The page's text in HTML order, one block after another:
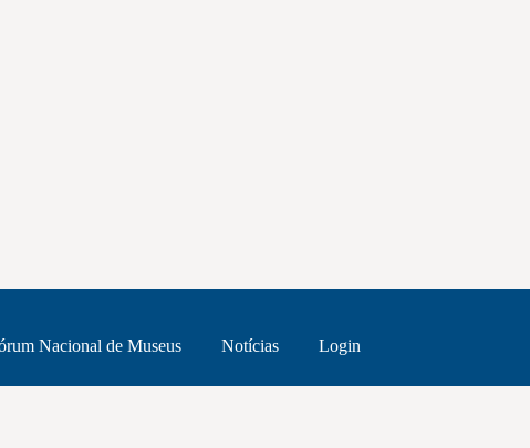
Nacional de Museus Notícias Login